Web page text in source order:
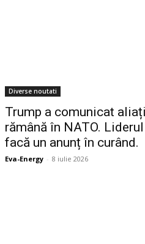
Diverse noutati
Trump a comunicat
rămână în NATO.
facă un anunț în curând.
Eva-Energy - 8 iulie 2026